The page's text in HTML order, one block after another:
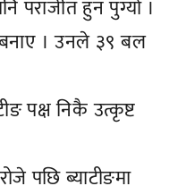
पराजीत हुन पुग्यो ।
। उनले ३९ बल
पक्ष निकै उत्कृष्ट
पछि ब्याटीङमा